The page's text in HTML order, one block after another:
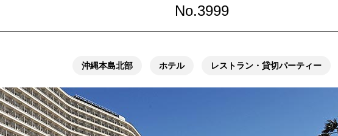
No.3999
沖縄本島北部 ホテル レストラン・貸切パーティー